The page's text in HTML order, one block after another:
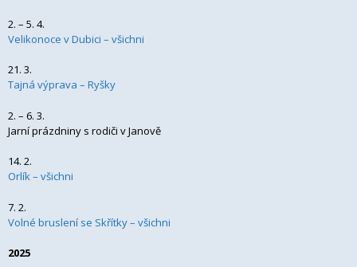
2. – 5. 4.
Velikonoce v Dubici – všichni
21. 3.
Tajná výprava – Ryšky
2. – 6. 3.
Jarní prázdniny s rodiči v Janově
14. 2.
Orlík – všichni
7. 2.
Volné bruslení se Skřítky – všichni
2025